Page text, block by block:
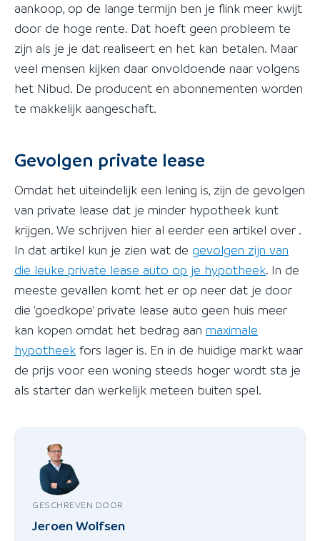
aankoop, op de lange termijn ben je flink meer kwijt
door de hoge rente. Dat hoeft geen probleem te
zijn als je je dat realiseert en het kan betalen. Maar
veel mensen kijken daar onvoldoende naar volgens
het Nibud. De producent en abonnementen worden
te makkelijk aangeschaft.
Gevolgen private lease
Omdat het uiteindelijk een lening is, zijn de gevolgen
van private lease dat je minder hypotheek kunt
krijgen. We schrijven hier al eerder een artikel over .
In dat artikel kun je zien wat de gevolgen zijn van
die leuke private lease auto op je hypotheek. In de
meeste gevallen komt het er op neer dat je door
die 'goedkope' private lease auto geen huis meer
kan kopen omdat het bedrag aan maximale
hypotheek fors lager is. En in de huidige markt waar
de prijs voor een woning steeds hoger wordt sta je
als starter dan werkelijk meteen buiten spel.
GESCHREVEN DOOR
Jeroen Wolfsen